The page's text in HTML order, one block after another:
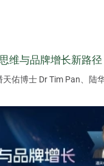
维与品牌增长新路径
天佑博士 Dr Tim Pan、陆